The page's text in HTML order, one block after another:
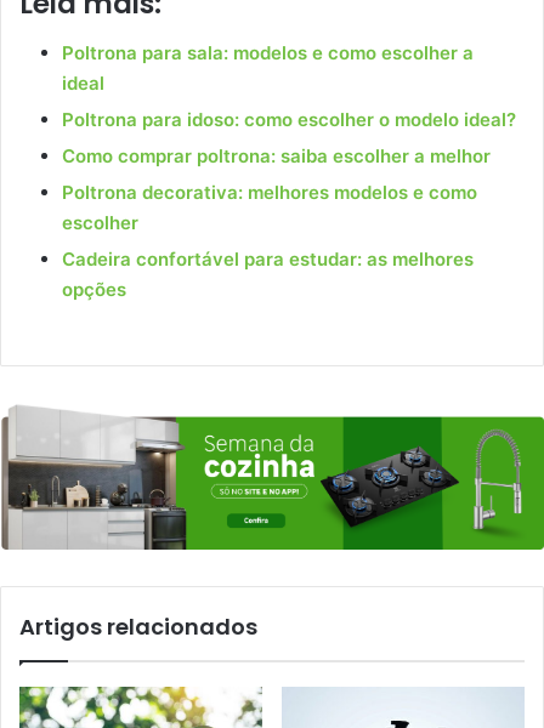
Poltrona para sala: modelos e como escolher a
ideal
Poltrona para idoso: como escolher o modelo ideal?
Como comprar poltrona: saiba escolher a melhor
Poltrona decorativa: melhores modelos e como
escolher
Cadeira confortável para estudar: as melhores
opções
Artigos relacionados